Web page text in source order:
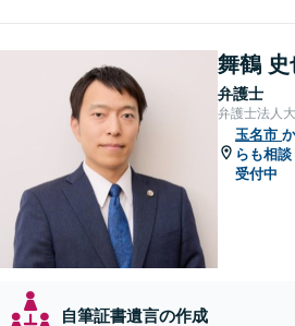
舞鶴 史
弁護士
弁護士法人
玉名市 か
らも相談
受付中
自筆証書遺言の作成